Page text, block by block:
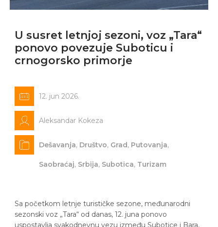
U susret letnjoj sezoni, voz „Tara“
ponovo povezuje Suboticu i
crnogorsko primorje
12. jun 2026.
Aleksandar Kokeza
Dešavanja, Društvo, Grad, Putovanja,
Saobraćaj, Srbija, Subotica, Turizam
Sa početkom letnje turističke sezone, međunarodni
sezonski voz „Tara“ od danas, 12. juna ponovo
uspostavlja svakodnevnu vezu između Subotice i Bara,